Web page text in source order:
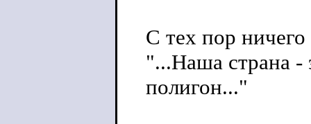
С тех пор
"...Наша страна -
полигон..."